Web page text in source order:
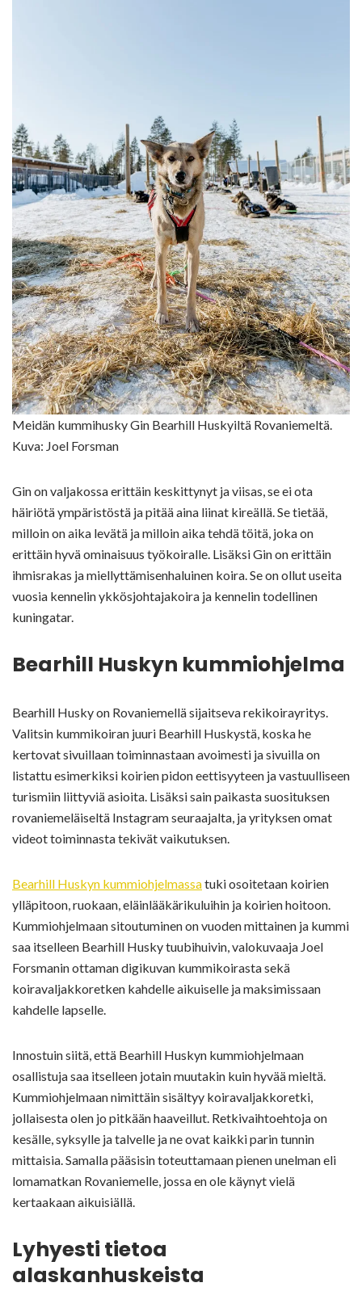
Meidän kummihusky Gin Bearhill Huskyiltä Rovaniemeltä.
Kuva: Joel Forsman
Gin on valjakossa erittäin keskittynyt ja viisas, se ei ota
häiriötä ympäristöstä ja pitää aina liinat kireällä. Se tietää,
milloin on aika levätä ja milloin aika tehdä töitä, joka on
erittäin hyvä ominaisuus työkoiralle. Lisäksi Gin on erittäin
ihmisrakas ja miellyttämisenhaluinen koira. Se on ollut useita
vuosia kennelin ykkösjohtajakoira ja kennelin todellinen
kuningatar.
Bearhill Huskyn kummiohjelma
Bearhill Husky on Rovaniemellä sijaitseva rekikoirayritys.
Valitsin kummikoiran juuri Bearhill Huskystä, koska he
kertovat sivuillaan toiminnastaan avoimesti ja sivuilla on
listattu esimerkiksi koirien pidon eettisyyteen ja vastuulliseen
turismiin liittyviä asioita. Lisäksi sain paikasta suosituksen
rovaniemeläiseltä Instagram seuraajalta, ja yrityksen omat
videot toiminnasta tekivät vaikutuksen.
Bearhill Huskyn kummiohjelmassatuki osoitetaan koirien
ylläpitoon, ruokaan, eläinlääkärikuluihin ja koirien hoitoon.
Kummiohjelmaan sitoutuminen on vuoden mittainen ja kummi
saa itselleen Bearhill Husky tuubihuivin, valokuvaaja Joel
Forsmanin ottaman digikuvan kummikoirasta sekä
koiravaljakkoretken kahdelle aikuiselle ja maksimissaan
kahdelle lapselle.
Innostuin siitä, että Bearhill Huskyn kummiohjelmaan
osallistuja saa itselleen jotain muutakin kuin hyvää mieltä.
Kummiohjelmaan nimittäin sisältyy koiravaljakkoretki,
jollaisesta olen jo pitkään haaveillut. Retkivaihtoehtoja on
kesälle, syksylle ja talvelle ja ne ovat kaikki parin tunnin
mittaisia. Samalla pääsisin toteuttamaan pienen unelman eli
lomamatkan Rovaniemelle, jossa en ole käynyt vielä
kertaakaan aikuisiällä.
Lyhyesti tietoa
alaskanhuskeista